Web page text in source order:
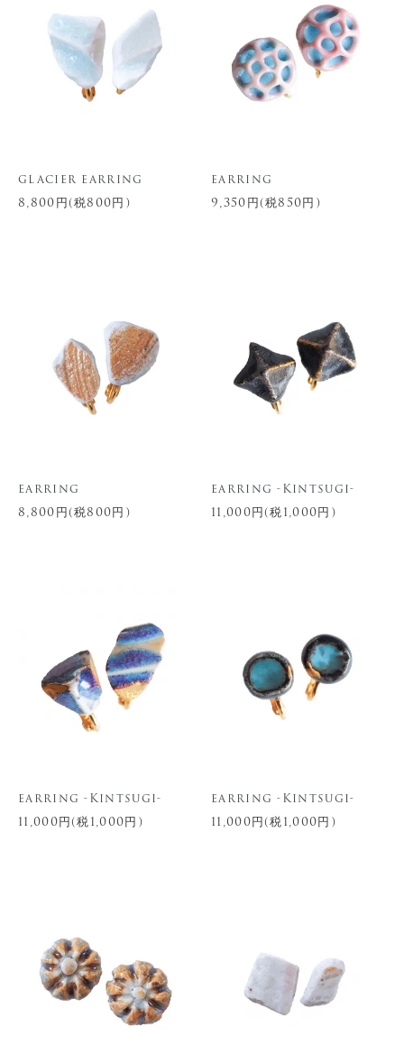
glacier earring
8,800円(税800円)
earring
9,350円(税850円)
earring
8,800円(税800円)
earring -Kintsugi-
11,000円(税1,000円)
earring -Kintsugi-
11,000円(税1,000円)
earring -Kintsugi-
11,000円(税1,000円)